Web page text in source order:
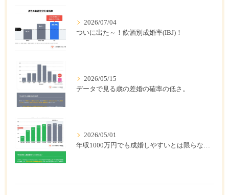
2026/07/04
ついに出た～！飲酒別成婚率(IBJ)！
2026/05/15
データで見る歳の差婚の確率の低さ。
2026/05/01
年収1000万円でも成婚しやすいとは限らない? 「年収帯別の成婚率」のリアル